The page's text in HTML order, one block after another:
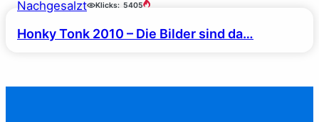
Nachgesalzt Klicks: 5405
Honky Tonk 2010 – Die Bilder sind da…